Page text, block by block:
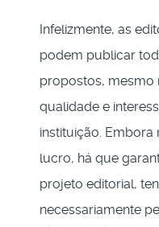
Infelizmente, as
podem publicar
propostos, mesmo
qualidade e
instituição.
lucro, há que
projeto editorial,
necessariamente